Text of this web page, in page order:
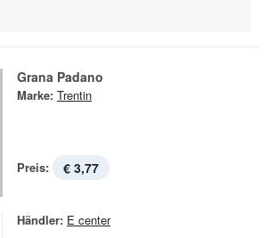
Grana Padano
Marke: Trentin
Preis: € 3,77
Händler: E center